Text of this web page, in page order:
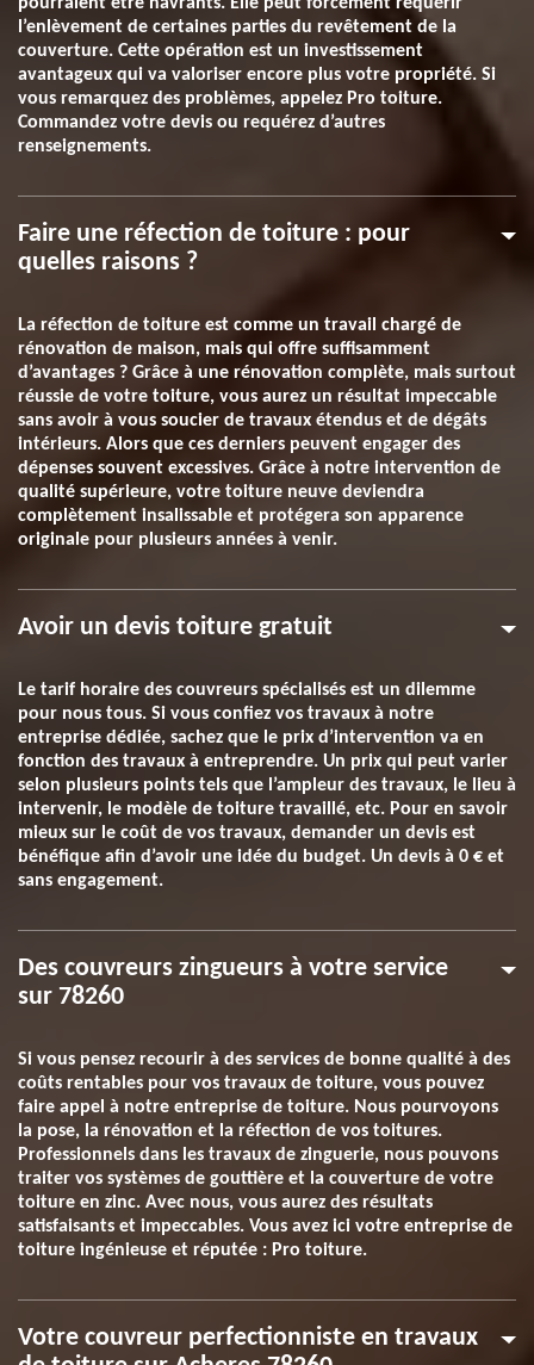
l’enlèvement de certaines parties du revêtement de la
couverture. Cette opération est un investissement
avantageux qui va valoriser encore plus votre propriété. Si
vous remarquez des problèmes, appelez Pro toiture.
Commandez votre devis ou requérez d’autres
renseignements.
Faire une réfection de toiture : pour
quelles raisons ?
La réfection de toiture est comme un travail chargé de
rénovation de maison, mais qui offre suffisamment
d’avantages ? Grâce à une rénovation complète, mais surtout
réussie de votre toiture, vous aurez un résultat impeccable
sans avoir à vous soucier de travaux étendus et de dégâts
intérieurs. Alors que ces derniers peuvent engager des
dépenses souvent excessives. Grâce à notre intervention de
qualité supérieure, votre toiture neuve deviendra
complètement insalissable et protégera son apparence
originale pour plusieurs années à venir.
Avoir un devis toiture gratuit
Le tarif horaire des couvreurs spécialisés est un dilemme
pour nous tous. Si vous confiez vos travaux à notre
entreprise dédiée, sachez que le prix d’intervention va en
fonction des travaux à entreprendre. Un prix qui peut varier
selon plusieurs points tels que l’ampleur des travaux, le lieu à
intervenir, le modèle de toiture travaillé, etc. Pour en savoir
mieux sur le coût de vos travaux, demander un devis est
bénéfique afin d’avoir une idée du budget. Un devis à 0 € et
sans engagement.
Des couvreurs zingueurs à votre service
sur 78260
Si vous pensez recourir à des services de bonne qualité à des
coûts rentables pour vos travaux de toiture, vous pouvez
faire appel à notre entreprise de toiture. Nous pourvoyons
la pose, la rénovation et la réfection de vos toitures.
Professionnels dans les travaux de zinguerie, nous pouvons
traiter vos systèmes de gouttière et la couverture de votre
toiture en zinc. Avec nous, vous aurez des résultats
satisfaisants et impeccables. Vous avez ici votre entreprise de
toiture ingénieuse et réputée : Pro toiture.
Votre couvreur perfectionniste en travaux